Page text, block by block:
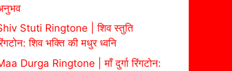
Stuti Ringtone | शिव स्तुति
शिव भक्ति की मधुर ध्वनि
Durga Ringtone | माँ दुर्गा रिंगटोन: